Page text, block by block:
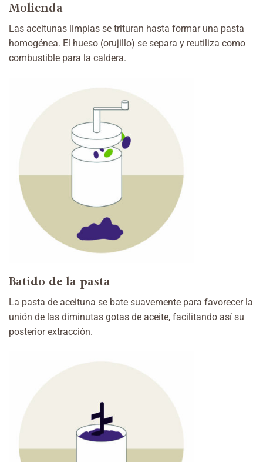
Molienda
Las aceitunas limpias se trituran hasta formar una pasta
homogénea. El hueso (orujillo) se separa y reutiliza como
combustible para la caldera.
Batido de la pasta
La pasta de aceituna se bate suavemente para favorecer la
unión de las diminutas gotas de aceite, facilitando así su
posterior extracción.